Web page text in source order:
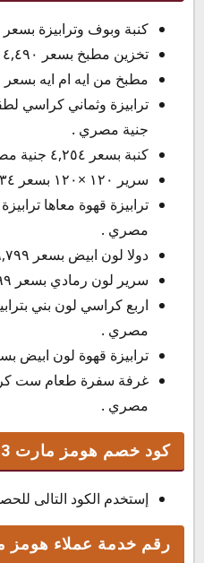
كنبة وبوف وترابيزة بسعر 4,812,50 جنية مصري .
تخزين مطبخ بسعر ٤,٤٩٠ جنية مصري .
مطبخ من ايه ام ايه بسعر ٦,٥٠٠ جنية مصري .
جنية مصري .
كنبة بسعر ٤,٢٥٤ جنية مصري .
سرير ١٢٠ ×١٢٠ بسعر ٣,٣٣٤ جنية مصري .
مصري .
دولا لون ابيض بسعر ٩,٧٩٩ جنية مصري .
سرير لون رمادي بسعر ٢,٣٩٩ جنية مصري .
مصري .
ترابيزة قهوة لون ابيض بسعر ٢,٣٩٩ جنية
مصري .
كود خصم هومز مارت 2023
إستخدم الكود التالى
رقم خدمة عملاء هومز